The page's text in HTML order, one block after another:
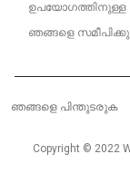
ഞങ്ങളെ
Footer section
ഞങ്ങളെ പിന്തുടരുക
Copyright © 2022